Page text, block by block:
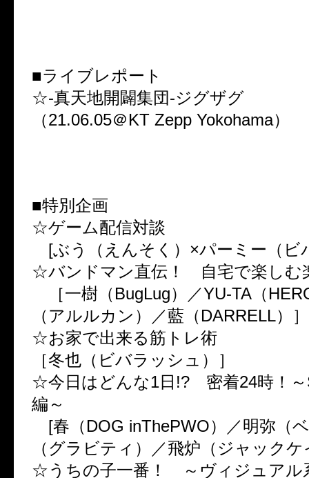
■ライブレポート
☆-真天地開闢集団-ジグザグ
（21.06.05＠KT Zepp Yokohama）
■特別企画
☆ゲーム配信対談
[ぶう（えんそく）×パーミー（ビ
☆バンドマン直伝！ 自宅で楽しむ
［一樹（BugLug）／YU-TA（
（アルルカン）／藍（DARRELL）］
☆お家で出来る筋トレ術
［冬也（ビバラッシュ）］
☆今日はどんな1日!? 密着24時！～
編～
[春（DOG inThePWO）／明弥（
（グラビティ）／飛炉（ジャック
☆うちの子一番！ ～ヴィジュアル